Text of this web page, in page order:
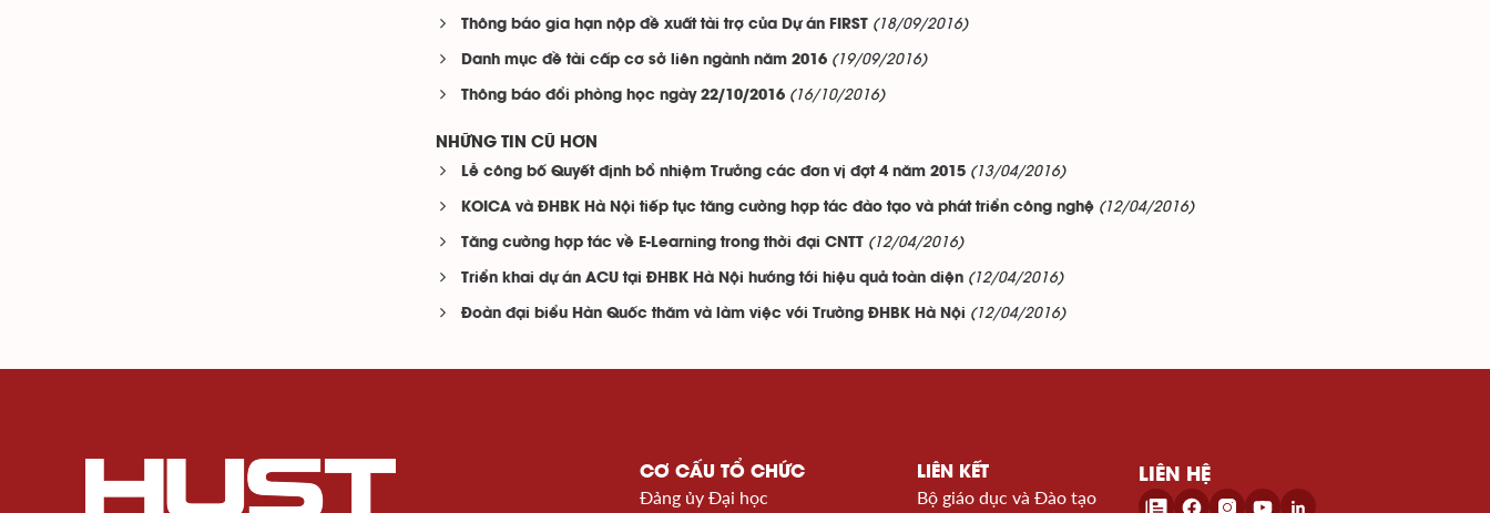
Thông báo gia hạn nộp đề xuất tài trợ của Dự án FIRST (18/09/2016)
Danh mục đề tài cấp cơ sở liên ngành năm 2016 (19/09/2016)
Thông báo đổi phòng học ngày 22/10/2016 (16/10/2016)
NHỮNG TIN CŨ HƠN
Lễ công bố Quyết định bổ nhiệm Trưởng các đơn vị đợt 4 năm 2015 (13/04/2016)
KOICA và ĐHBK Hà Nội tiếp tục tăng cường hợp tác đào tạo và phát triển công nghệ (12/04/2016)
Tăng cường hợp tác về E-Learning trong thời đại CNTT (12/04/2016)
Triển khai dự án ACU tại ĐHBK Hà Nội hướng tới hiệu quả toàn diện (12/04/2016)
Đoàn đại biểu Hàn Quốc thăm và làm việc với Trường ĐHBK Hà Nội (12/04/2016)
CƠ CẤU TỔ CHỨC
Đảng ủy Đại học
LIÊN KẾT
Bộ giáo dục và Đào tạo
LIÊN HỆ